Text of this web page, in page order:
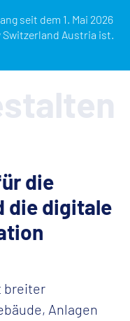
seit dem 1. Mai 2026
Austria ist.
die
die digitale
breiter
Anlagen